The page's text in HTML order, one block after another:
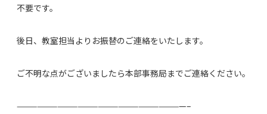
不要です。
後日、教室担当よりお振替のご連絡をいたします。
ご不明な点がございましたら本部事務局までご連絡ください。
—————————————————————————–